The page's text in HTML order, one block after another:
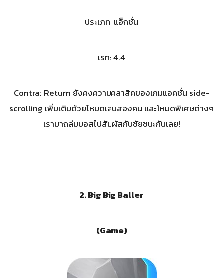
ประเภท: แอ็กชั่น
เรท: 4.4
Contra: Return ยังคงความคลาสิคของเกมแอคชั่น side-
scrolling เพิ่มเติมด้วยโหมดเล่นสองคน และโหมดพิเศษต่างๆ
เรามาถล่มบอสไปสัมผัสกับชัยชนะกันเลย!
2. Big Big Baller
(Game)